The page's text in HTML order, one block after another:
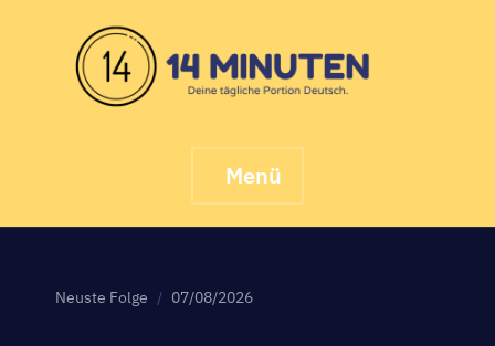
content
Menü
Neuste Folge 07/08/2026